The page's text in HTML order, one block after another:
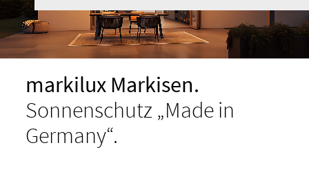
markilux Markisen.
Sonnenschutz „Made in
Germany“.